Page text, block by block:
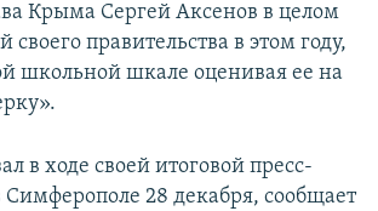
Крыма Сергей Аксенов в целом
своего правительства в этом году,
школьной шкале оценивая ее на
в ходе своей итоговой пресс-
28 декабря, сообщает